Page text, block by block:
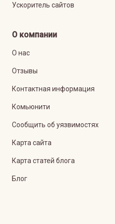
Ускоритель сайтов
О компании
О нас
Отзывы
Контактная информация
Комьюнити
Сообщить об уязвимостях
Карта сайта
Карта статей блога
Блог